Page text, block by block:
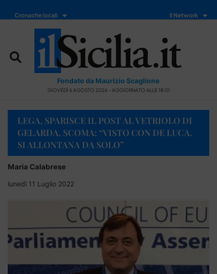
Cronache locali Il Network
Fondato da Maurizio Scaglione
GIOVEDÌ 6 AGOSTO 2026 - AGGIORNATO ALLE 18:01
LEGA, SPARISCE IL POST AL VETRIOLO DI
GELARDA. SCOMA: “VISTO CON DE LUCA.
SI ALLONTANA DA SOLO”
Maria Calabrese
lunedì 11 Luglio 2022